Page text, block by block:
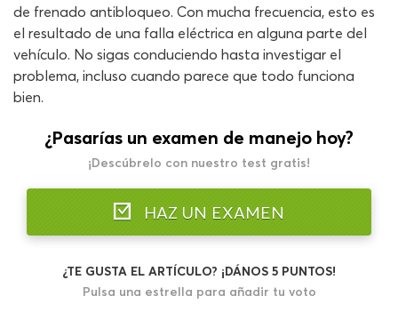
de frenado antibloqueo. Con mucha frecuencia, esto es
el resultado de una falla eléctrica en alguna parte del
vehículo. No sigas conduciendo hasta investigar el
problema, incluso cuando parece que todo funciona
bien.
¿Pasarías un examen de manejo hoy?
¡Descúbrelo con nuestro test gratis!
HAZ UN EXAMEN
¿TE GUSTA EL ARTÍCULO? ¡DÁNOS 5 PUNTOS!
Pulsa una estrella para añadir tu voto